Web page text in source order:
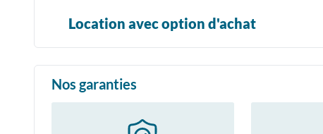
Location avec option d'achat
Nos garanties